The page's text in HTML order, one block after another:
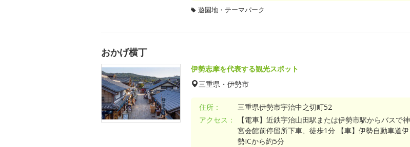
遊園地・テーマパーク
おかげ横丁
伊勢志摩を代表する観光スポット
三重県・伊勢市
住所：
三重県伊勢市宇治中之切町52
アクセス：
【電車】近鉄宇治山田駅または伊勢市駅からバスで神
宮会館前停留所下車、徒歩1分 【車】伊勢自動車道伊
勢ICから約5分